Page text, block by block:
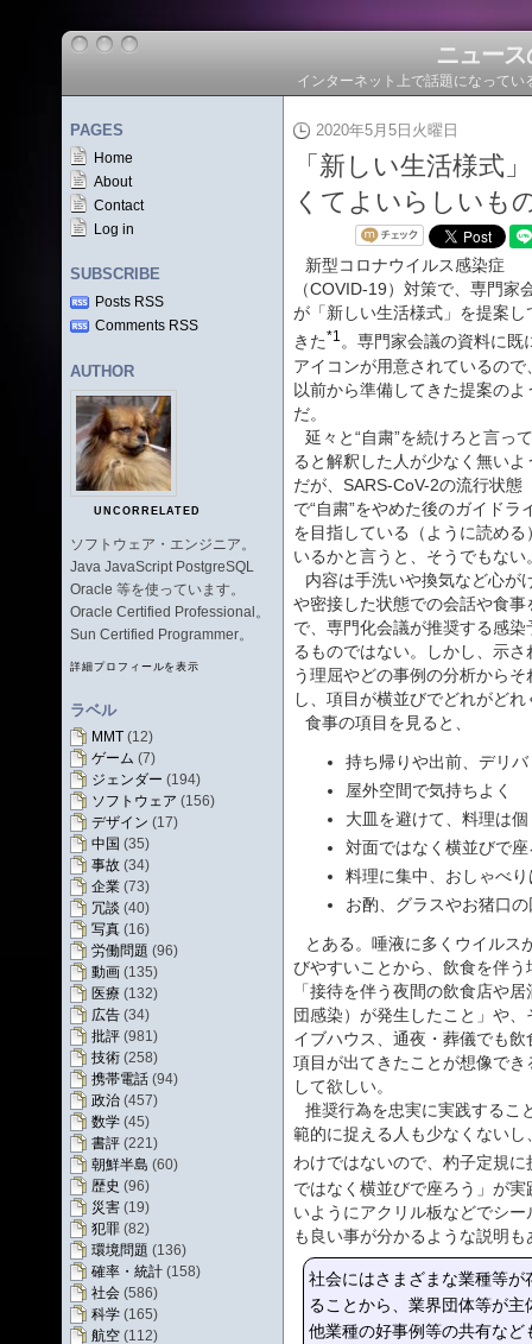
ニュー
インターネット上で話題になって
PAGES
Home
About
Contact
Log in
SUBSCRIBE
Posts RSS
Comments RSS
AUTHOR
UNCORRELATED
ソフトウェア・エンジニア。
Java JavaScript PostgreSQL
Oracle 等を使っています。
Oracle Certified Professional。
Sun Certified Programmer。
詳細プロフィールを表示
ラベル
MMT (12)
ゲーム (7)
ジェンダー (194)
ソフトウェア (156)
デザイン (17)
中国 (35)
事故 (34)
企業 (73)
冗談 (40)
写真 (16)
労働問題 (96)
動画 (135)
医療 (132)
広告 (34)
批評 (981)
技術 (258)
携帯電話 (94)
政治 (457)
数学 (45)
書評 (221)
朝鮮半島 (60)
歴史 (96)
災害 (19)
犯罪 (82)
環境問題 (136)
確率・統計 (158)
社会 (586)
科学 (165)
航空 (112)
2020年5月5日火曜日
「新しい生活様式
くてよいらしいも
新型コロナウイルス感染症
（COVID-19）対策で、専門家
が「新しい生活様式」を提案し
きた*1。専門家会議の資料に既
アイコンが用意されているので
以前から準備してきた提案のよ
だ。
延々と“自粛”を続けろと言っ
ると解釈した人が少なく無いよ
だが、SARS-CoV-2の流行状態
で“自粛”をやめた後のガイドラ
を目指している（ように読め
いるかと言うと、そうでもない
内容は手洗いや換気など心が
や密接した状態での会話や食
で、専門化会議が推奨する感
るものではない。しかし、示
う理屈やどの事例の分析から
し、項目が横並びでどれがど
食事の項目を見ると、
持ち帰りや出前、デリ
屋外空間で気持ちよく
大皿を避けて、料理は
対面ではなく横並びで座
料理に集中、おしゃべ
お酌、グラスやお猪口
とある。唾液に多くウイルス
びやすいことから、飲食を伴
「接待を伴う夜間の飲食店や
団感染）が発生したこと」や
イブハウス、通夜・葬儀でも
項目が出てきたことが想像で
して欲しい。
推奨行為を忠実に実践するこ
範的に捉える人も少なくない
わけではないので、杓子定規
ではなく横並びで座ろう」が
いようにアクリル板などでシ
も良い事が分かるような説明も
社会にはさまざまな業種等
ることから、業界団体等が
他業種の好事例等の共有な